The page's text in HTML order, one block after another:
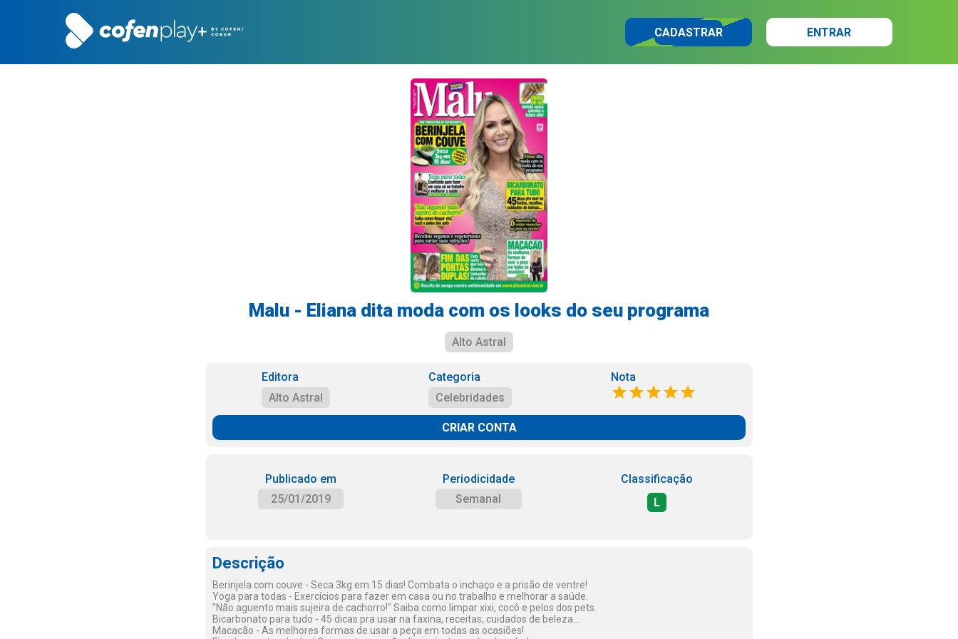
CADASTRAR ENTRAR
Malu - Eliana dita moda com os looks do seu programa
Alto Astral
Editora
Alto Astral
Categoria
Celebridades
Nota
CRIAR CONTA
Publicado em
25/01/2019
Periodicidade
Semanal
Classificação
L
Descrição
Berinjela com couve - Seca 3kg em 15 dias! Combata o inchaço e a prisão de ventre!
Yoga para todas - Exercícios para fazer em casa ou no trabalho e melhorar a saúde.
"Não aguento mais sujeira de cachorro!" Saiba como limpar xixi, cocô e pelos dos pets.
Bicarbonato para tudo - 45 dicas pra usar na faxina, receitas, cuidados de beleza...
Macacão - As melhores formas de usar a peça em todas as ocasiões!